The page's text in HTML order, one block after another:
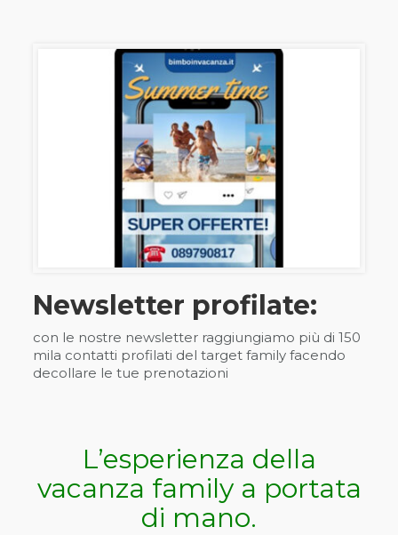
Newsletter profilate:
con le nostre newsletter raggiungiamo più di 150
mila contatti profilati del target family facendo
decollare le tue prenotazioni
L’esperienza della
vacanza family a portata
di mano.